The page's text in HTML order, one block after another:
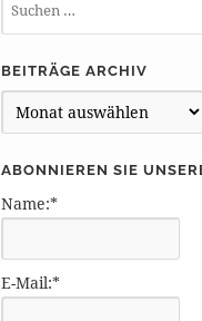
BEITRÄGE ARCHIV
e
r
e
ABONNIEREN SIE
Name:*
E-Mail:*